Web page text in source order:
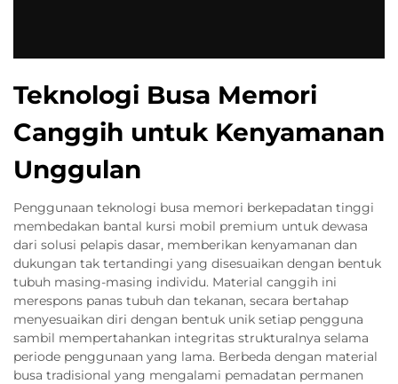
Teknologi Busa Memori
Canggih untuk Kenyamanan
Unggulan
Penggunaan teknologi busa memori berkepadatan tinggi
membedakan bantal kursi mobil premium untuk dewasa
dari solusi pelapis dasar, memberikan kenyamanan dan
dukungan tak tertandingi yang disesuaikan dengan bentuk
tubuh masing-masing individu. Material canggih ini
merespons panas tubuh dan tekanan, secara bertahap
menyesuaikan diri dengan bentuk unik setiap pengguna
sambil mempertahankan integritas strukturalnya selama
periode penggunaan yang lama. Berbeda dengan material
busa tradisional yang mengalami pemadatan permanen